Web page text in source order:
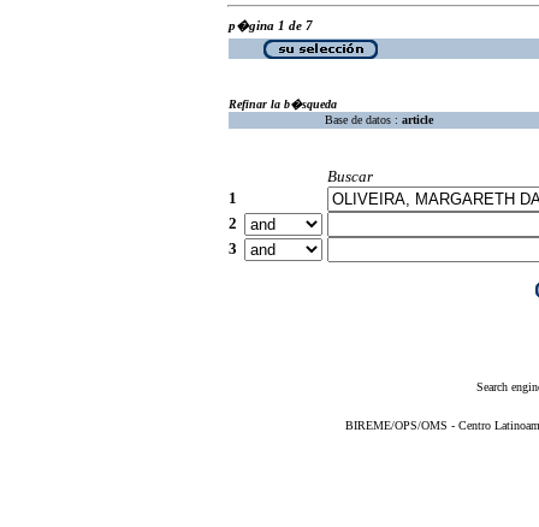
p�gina 1 de 7
Refinar la b�squeda
Base de datos : article
Buscar
1
2
3
Search
BIREME/OPS/OMS - Centro